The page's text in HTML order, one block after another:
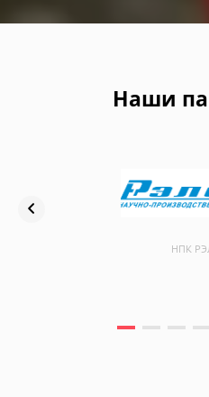
Наши
НПК